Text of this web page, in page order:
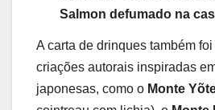
Salmon defumado na
A carta de drinques também
criações autorais inspiradas
japonesas, como o Monte